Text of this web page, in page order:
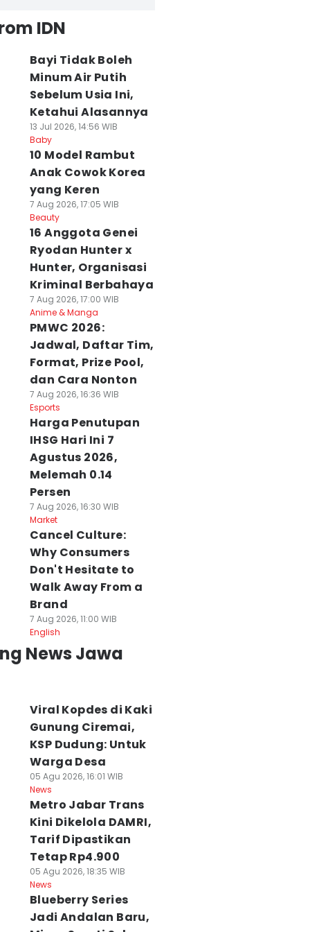
IDN
Bayi Tidak Boleh
Minum Air Putih
Sebelum Usia Ini,
Ketahui Alasannya
13 Jul 2026, 14:56 WIB
Baby
10 Model Rambut
Anak Cowok Korea
yang Keren
7 Aug 2026, 17:05 WIB
Beauty
16 Anggota Genei
Ryodan Hunter x
Hunter, Organisasi
Kriminal Berbahaya
7 Aug 2026, 17:00 WIB
Anime & Manga
PMWC 2026:
Jadwal, Daftar Tim,
Format, Prize Pool,
dan Cara Nonton
7 Aug 2026, 16:36 WIB
Esports
Harga Penutupan
IHSG Hari Ini 7
Agustus 2026,
Melemah 0.14
Persen
7 Aug 2026, 16:30 WIB
Market
Cancel Culture:
Why Consumers
Don't Hesitate to
Walk Away From a
Brand
7 Aug 2026, 11:00 WIB
English
News Jawa
Viral Kopdes di Kaki
Gunung Ciremai,
KSP Dudung: Untuk
Warga Desa
05 Agu 2026, 16:01 WIB
News
Metro Jabar Trans
Kini Dikelola DAMRI,
Tarif Dipastikan
Tetap Rp4.900
05 Agu 2026, 18:35 WIB
News
Blueberry Series
Jadi Andalan Baru,